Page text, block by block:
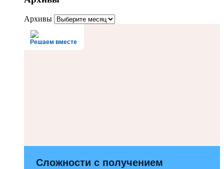
Архивы
Решаем вместе
Сложности с получением